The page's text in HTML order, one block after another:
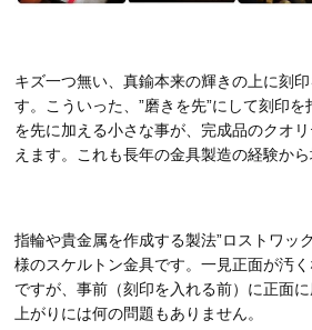
キズ一つ無い、真鍮本来の輝きの上に刻
す。こういった、”磨きを先”にして刻印を
を先に加える小さな事が、完成品のクオ
えます。これも長年の金具製造の経験から
指輪や貴金属を作成する製法”ロストワッ
様のスケルトン金具です。一見正面が汚
ですが、事前（刻印を入れる前）に正面
上がりには何の問題もありません。